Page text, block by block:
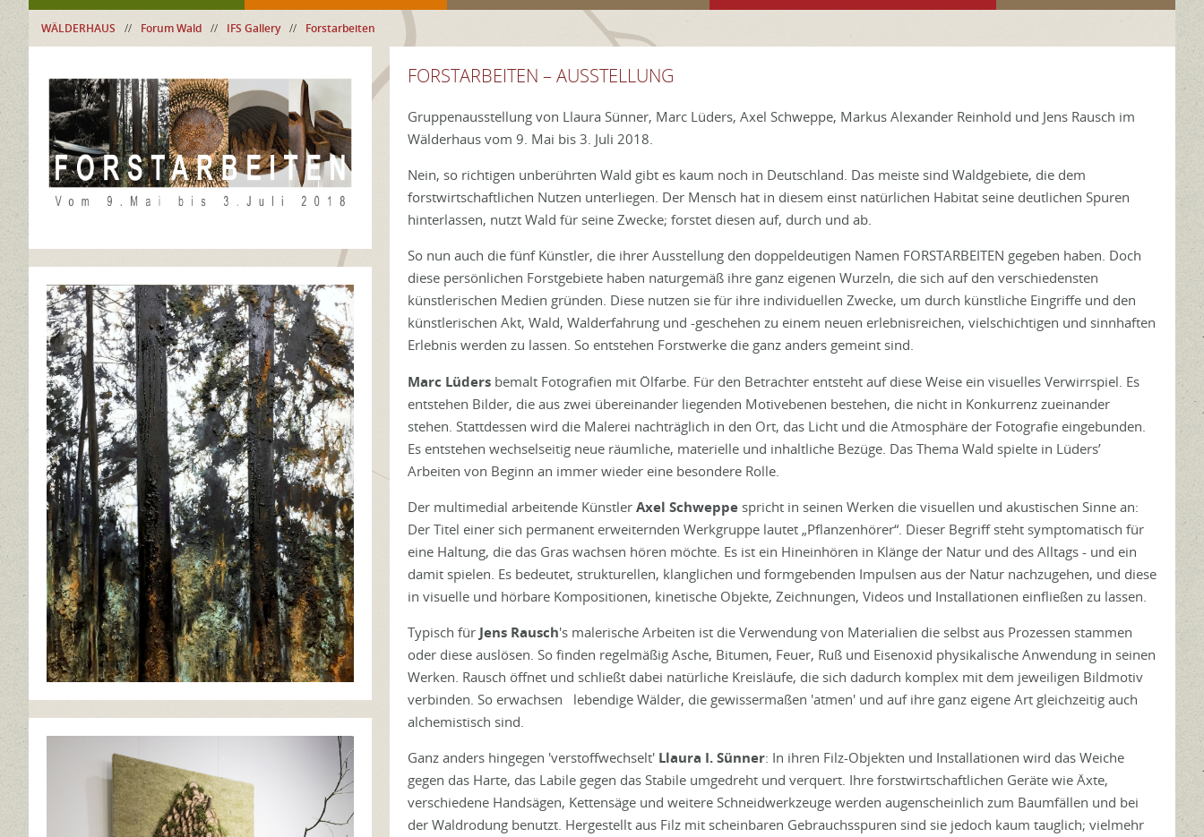
WÄLDERHAUS // Forum Wald // IFS Gallery // Forstarbeiten
FORSTARBEITEN – AUSSTELLUNG
Gruppenausstellung von Llaura Sünner, Marc Lüders, Axel Schweppe, Markus Alexander Reinhold und Jens Rausch im
Wälderhaus vom 9. Mai bis 3. Juli 2018.
Nein, so richtigen unberührten Wald gibt es kaum noch in Deutschland. Das meiste sind Waldgebiete, die dem
forstwirtschaftlichen Nutzen unterliegen. Der Mensch hat in diesem einst natürlichen Habitat seine deutlichen Spuren
hinterlassen, nutzt Wald für seine Zwecke; forstet diesen auf, durch und ab.
So nun auch die fünf Künstler, die ihrer Ausstellung den doppeldeutigen Namen FORSTARBEITEN gegeben haben. Doch
diese persönlichen Forstgebiete haben naturgemäß ihre ganz eigenen Wurzeln, die sich auf den verschiedensten
künstlerischen Medien gründen. Diese nutzen sie für ihre individuellen Zwecke, um durch künstliche Eingriffe und den
künstlerischen Akt, Wald, Walderfahrung und -geschehen zu einem neuen erlebnisreichen, vielschichtigen und sinnhaften
Erlebnis werden zu lassen. So entstehen Forstwerke die ganz anders gemeint sind.
Marc Lüders bemalt Fotografien mit Ölfarbe. Für den Betrachter entsteht auf diese Weise ein visuelles Verwirrspiel. Es
entstehen Bilder, die aus zwei übereinander liegenden Motivebenen bestehen, die nicht in Konkurrenz zueinander
stehen. Stattdessen wird die Malerei nachträglich in den Ort, das Licht und die Atmosphäre der Fotografie eingebunden.
Es entstehen wechselseitig neue räumliche, materielle und inhaltliche Bezüge. Das Thema Wald spielte in Lüders’
Arbeiten von Beginn an immer wieder eine besondere Rolle.
Der multimedial arbeitende KünstlerAxel Schweppe spricht in seinen Werken die visuellen und akustischen Sinne an:
Der Titel einer sich permanent erweiternden Werkgruppe lautet „Pflanzenhörer“. Dieser Begriff steht symptomatisch für
eine Haltung, die das Gras wachsen hören möchte. Es ist ein Hineinhören in Klänge der Natur und des Alltags - und ein
damit spielen. Es bedeutet, strukturellen, klanglichen und formgebenden Impulsen aus der Natur nachzugehen, und diese
in visuelle und hörbare Kompositionen, kinetische Objekte, Zeichnungen, Videos und Installationen einfließen zu lassen.
Typisch für Jens Rausch's malerische Arbeiten ist die Verwendung von Materialien die selbst aus Prozessen stammen
oder diese auslösen. So finden regelmäßig Asche, Bitumen, Feuer, Ruß und Eisenoxid physikalische Anwendung in seinen
Werken. Rausch öffnet und schließt dabei natürliche Kreisläufe, die sich dadurch komplex mit dem jeweiligen Bildmotiv
verbinden. So erwachsen lebendige Wälder, die gewissermaßen 'atmen' und auf ihre ganz eigene Art gleichzeitig auch
alchemistisch sind.
Ganz anders hingegen 'verstoffwechselt' Llaura I. Sünner: In ihren Filz-Objekten und Installationen wird das Weiche
gegen das Harte, das Labile gegen das Stabile umgedreht und verquert. Ihre forstwirtschaftlichen Geräte wie Äxte,
verschiedene Handsägen, Kettensäge und weitere Schneidwerkzeuge werden augenscheinlich zum Baumfällen und bei
der Waldrodung benutzt. Hergestellt aus Filz mit scheinbaren Gebrauchsspuren sind sie jedoch kaum tauglich; vielmehr